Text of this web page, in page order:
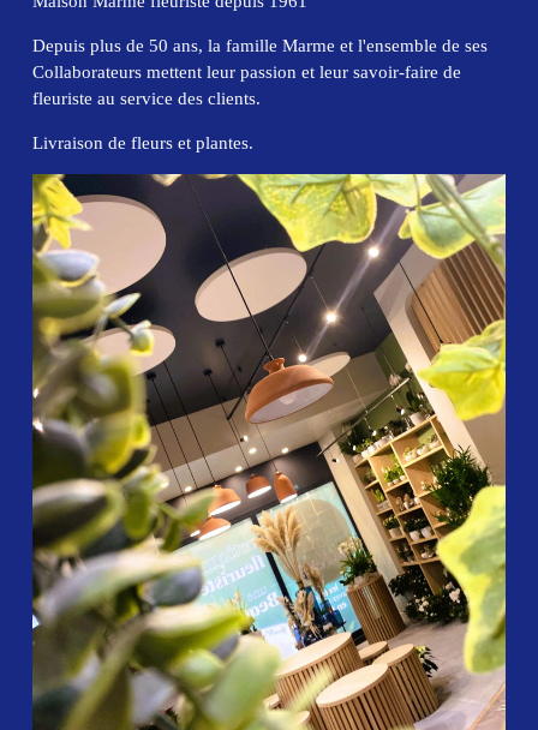
Depuis plus de 50 ans, la famille Marme et l'ensemble de ses
Collaborateurs mettent leur passion et leur savoir-faire de
fleuriste au service des clients.
Livraison de fleurs et plantes.